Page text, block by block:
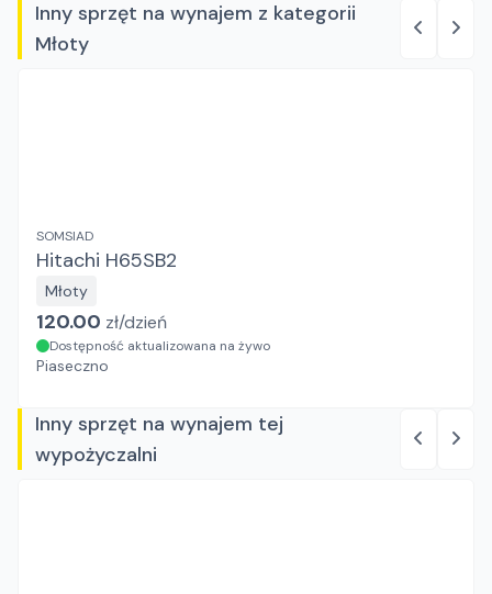
Inny sprzęt na wynajem z kategorii
Młoty
SOMSIAD
Hitachi H65SB2
Młoty
120.00 zł/dzień
Dostępność aktualizowana na żywo
Piaseczno
Inny sprzęt na wynajem tej
wypożyczalni